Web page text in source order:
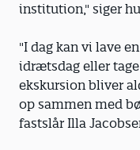
institution," siger
"I dag kan vi lave
idrætsdag eller
ekskursion bliver
op sammen med
fastslår Illa